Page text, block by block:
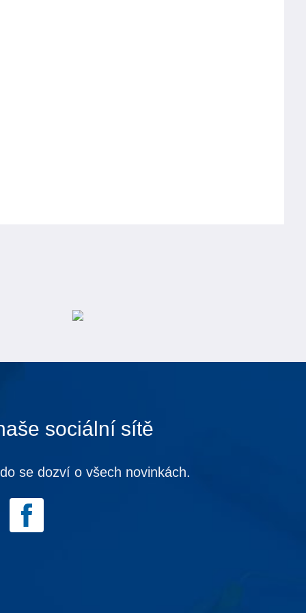
sociální sítě
se dozví o všech novinkách.